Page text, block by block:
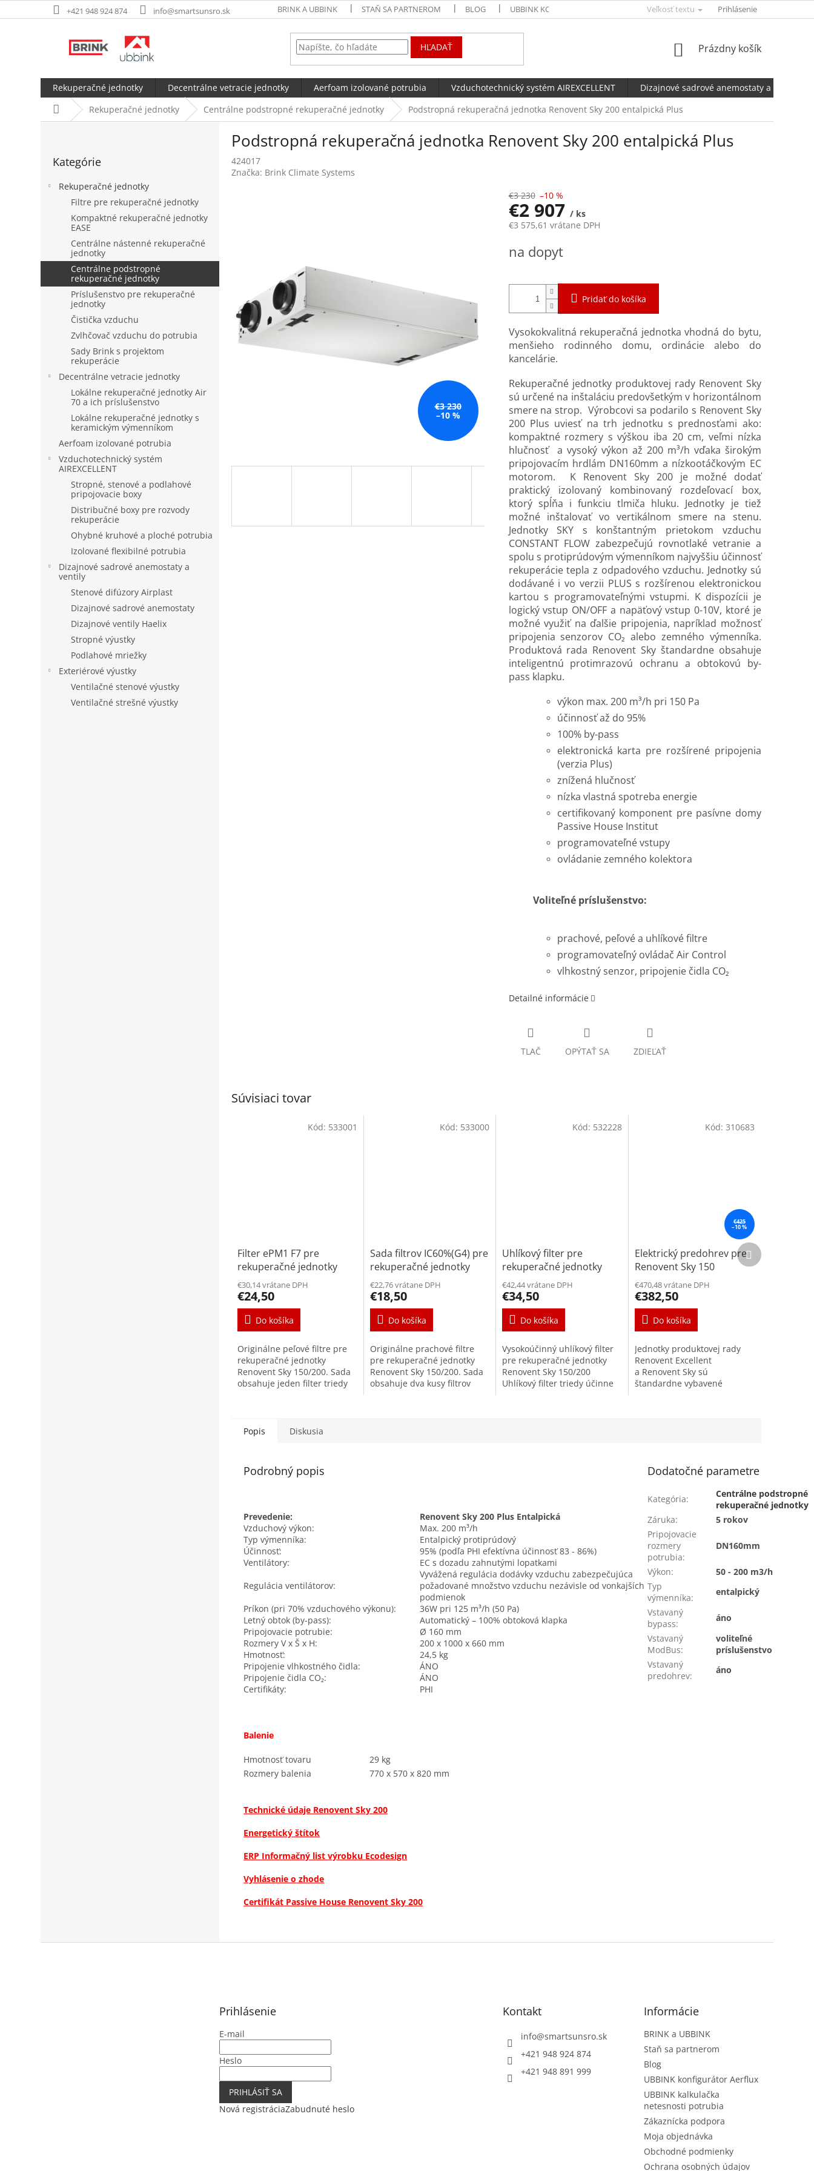
na
+421 948 924 874 info@smartsunsro.sk BRINK A UBBINK STAŇ SA PARTNEROM BLOG UBBINK KONFIGURÁTOR AERFLUX UBBINK KALKULAČKA NETESNOSTI
Veľkosť textu Prihlásenie
HĽADAŤ
NÁKUPNÝ
Prázdny košík
Rekuperačné jednotky Decentrálne vetracie jednotky Aerfoam izolované potrubia Vzduchotechnický systém AIREXCELLENT
Dizajnové sadrové anemostaty a ventily
DomovRekuperačné jednotky Centrálne podstropné rekuperačné jednotky Podstropná rekuperačná jednotka Renovent Sky 200 entalpická Plus
kategórie
Kategórie
Rekuperačné jednotky
Filtre pre rekuperačné jednotky
Kompaktné rekuperačné jednotky
EASE
Centrálne nástenné rekuperačné
jednotky
Centrálne podstropné
rekuperačné jednotky
Príslušenstvo pre rekuperačné
jednotky
Čistička vzduchu
Zvlhčovač vzduchu do potrubia
Sady Brink s projektom
rekuperácie
Decentrálne vetracie jednotky
Lokálne rekuperačné jednotky Air
70 a ich príslušenstvo
Lokálne rekuperačné jednotky s
keramickým výmenníkom
Aerfoam izolované potrubia
Vzduchotechnický systém
AIREXCELLENT
Stropné, stenové a podlahové
pripojovacie boxy
Distribučné boxy pre rozvody
rekuperácie
Ohybné kruhové a ploché potrubia
Izolované flexibilné potrubia
Dizajnové sadrové anemostaty a
ventily
Stenové difúzory Airplast
Dizajnové sadrové anemostaty
Dizajnové ventily Haelix
Stropné výustky
Podlahové mriežky
Exteriérové výustky
Ventilačné stenové výustky
Ventilačné strešné výustky
Podstropná rekuperačná jednotka Renovent Sky 200 entalpická Plus
424017
Značka: Brink Climate Systems
€3 230
–10 %
€3 230 –10 %
€2 907 / ks
€3 575,61 vrátane DPH
cena:
na dopyt
Pridať do košíka
Vysokokvalitná rekuperačná jednotka vhodná do bytu,
menšieho rodinného domu, ordinácie alebo do
kancelárie.
Rekuperačné jednotky produktovej rady Renovent Sky
sú určené na inštaláciu predovšetkým v horizontálnom
smere na strop. Výrobcovi sa podarilo s Renovent Sky
200 Plus uviesť na trh jednotku s prednosťami ako:
kompaktné rozmery s výškou iba 20 cm, veľmi nízka
hlučnosť a vysoký výkon až 200 m³/h vďaka širokým
pripojovacím hrdlám DN160mm a nízkootáčkovým EC
motorom. K Renovent Sky 200 je možné dodať
praktický izolovaný kombinovaný rozdeľovací box,
ktorý spĺňa i funkciu tlmiča hluku. Jednotky je tiež
možné inštalovať vo vertikálnom smere na stenu.
Jednotky SKY s konštantným prietokom vzduchu
CONSTANT FLOW zabezpečujú rovnotlaké vetranie a
spolu s protiprúdovým výmenníkom najvyššiu účinnosť
rekuperácie tepla z odpadového vzduchu. Jednotky sú
dodávané i vo verzii PLUS s rozšírenou elektronickou
kartou s programovateľnými vstupmi. K dispozícii je
logický vstup ON/OFF a napäťový vstup 0-10V, ktoré je
možné využiť na ďalšie pripojenia, napríklad možnosť
pripojenia senzorov CO₂ alebo zemného výmenníka.
Produktová rada Renovent Sky štandardne obsahuje
inteligentnú protimrazovú ochranu a obtokovú by-
pass klapku.
výkon max. 200 m³/h pri 150 Pa
účinnosť až do 95%
100% by-pass
elektronická karta pre rozšírené pripojenia
(verzia Plus)
znížená hlučnosť
nízka vlastná spotreba energie
certifikovaný komponent pre pasívne domy
Passive House Institut
programovateľné vstupy
ovládanie zemného kolektora
Voliteľné príslušenstvo:
prachové, peľové a uhlíkové filtre
programovateľný ovládač Air Control
vlhkostný senzor, pripojenie čidla CO₂
Detailné informácie
TLAČ OPÝTAŤ SA ZDIEĽAŤ
Súvisiaci tovar
Filter ePM1 F7 pre
rekuperačné jednotky
Renovent Sky 150/200
€30,14 vrátane DPH
€24,50
Do košíka
Originálne peľové filtre pre
rekuperačné jednotky
Renovent Sky 150/200. Sada
obsahuje jeden filter triedy
Kód: 533001
Sada filtrov IC60%(G4) pre
rekuperačné jednotky
Renovent Sky 150/200
€22,76 vrátane DPH
€18,50
Do košíka
Originálne prachové filtre
pre rekuperačné jednotky
Renovent Sky 150/200. Sada
obsahuje dva kusy filtrov
Kód: 533000
Uhlíkový filter pre
rekuperačné jednotky
Renovent Sky 150/200
€42,44 vrátane DPH
€34,50
Do košíka
Vysokoúčinný uhlíkový filter
pre rekuperačné jednotky
Renovent Sky 150/200
Uhlíkový filter triedy účinne
Kód: 532228
€425
–10 %
Elektrický predohrev pre
Renovent Sky 150
€470,48 vrátane DPH
€382,50
Do košíka
Jednotky produktovej rady
Renovent Excellent
a Renovent Sky sú
štandardne vybavené
Kód: 310683
Ďalší
produkt
Popis Diskusia
Podrobný popis
Prevedenie:
Renovent Sky 200 Plus Entalpická
Vzduchový výkon:
Max. 200 m³/h
Typ výmenníka:
Entalpický protiprúdový
Účinnosť:
95% (podľa PHI efektívna účinnosť 83 - 86%)
Ventilátory:
EC s dozadu zahnutými lopatkami
Regulácia ventilátorov:
Vyvážená regulácia dodávky vzduchu zabezpečujúca
požadované množstvo vzduchu nezávisle od vonkajších
podmienok
Príkon (pri 70% vzduchového výkonu):
36W pri 125 m³/h (50 Pa)
Letný obtok (by-pass):
Automatický – 100% obtoková klapka
Pripojovacie potrubie:
Ø 160 mm
Rozmery V x Š x H:
200 x 1000 x 660 mm
Hmotnosť:
24,5 kg
Pripojenie vlhkostného čidla:
ÁNO
Pripojenie čidla CO₂:
ÁNO
Certifikáty:
PHI
Balenie
Hmotnosť tovaru
29 kg
Rozmery balenia
770 x 570 x 820 mm
Technické údaje Renovent Sky 200
Energetický štítok
ERP Informačný list výrobku Ecodesign
Vyhlásenie o zhode
Certifikát Passive House Renovent Sky 200
Dodatočné parametre
Kategória:
Centrálne podstropné
rekuperačné jednotky
Záruka:
5 rokov
Pripojovacie
rozmery
potrubia:
DN160mm
Výkon:
50 - 200 m3/h
Typ
výmenníka:
entalpický
Vstavaný
bypass:
áno
Vstavaný
ModBus:
voliteľné
príslušenstvo
Vstavaný
predohrev:
áno
Prihlásenie
E-mail
Heslo
PRIHLÁSIŤ SA
Nová registráciaZabudnuté heslo
Kontakt
info@smartsunsro.sk
+421 948 924 874
+421 948 891 999
Informácie
BRINK a UBBINK
Staň sa partnerom
Blog
UBBINK konfigurátor Aerflux
UBBINK kalkulačka
netesnosti potrubia
Zákaznícka podpora
Moja objednávka
Obchodné podmienky
Ochrana osobných údajov